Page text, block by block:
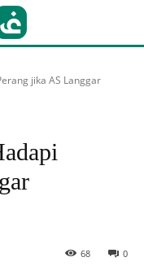
jika AS Langgar
0
68